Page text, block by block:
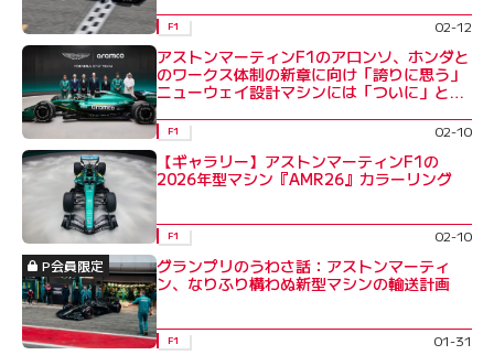
F1 02-12
アストンマーティンF1のアロンソ、ホンダと
のワークス体制の新章に向け「誇りに思う」
ニューウェイ設計マシンには「ついに」と喜
F1 02-10
【ギャラリー】アストンマーティンF1の
2026年型マシン『AMR26』カラーリング
F1
02-10
P会員限定
グランプリのうわさ話：アストンマーティ
ン、なりふり構わぬ新型マシンの輸送計画
F1 01-31